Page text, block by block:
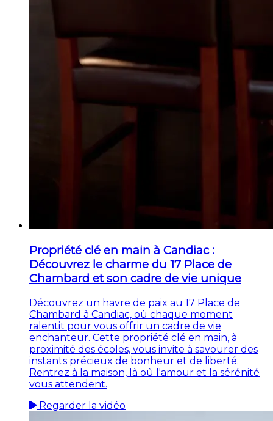
Propriété clé en main à Candiac :
Découvrez le charme du 17 Place de
Chambard et son cadre de vie unique
Découvrez un havre de paix au 17 Place de
Chambard à Candiac, où chaque moment
ralentit pour vous offrir un cadre de vie
enchanteur. Cette propriété clé en main, à
proximité des écoles, vous invite à savourer des
instants précieux de bonheur et de liberté.
Rentrez à la maison, là où l'amour et la sérénité
vous attendent.
Regarder la vidéo